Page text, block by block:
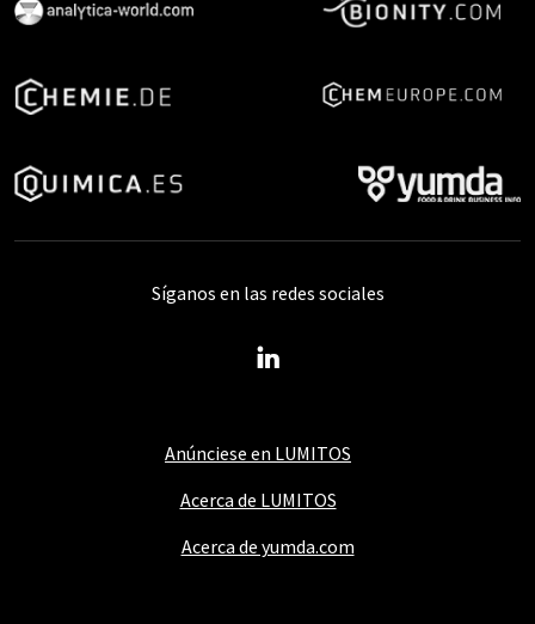
Anúnciese en LUMITOS
Acerca de LUMITOS
Acerca de yumda.com
Síganos en las redes sociales